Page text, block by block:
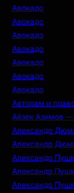
Авокадо
Авокадо
Авокадо
Авокадо
Авокадо
Авокадо
Авокадо
Авторам и
Айзек Азимов
Александр
Александр
Александр
Александр
Александр